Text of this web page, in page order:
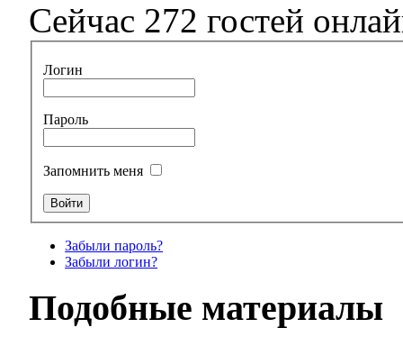
Сейчас 272 гостей
Логин
Пароль
Запомнить меня
Забыли пароль?
Забыли логин?
Подобные материалы